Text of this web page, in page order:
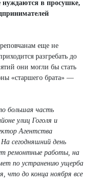
в просушке,
еще не
разгребать до
они могли бы стать
«старшего брата» —
большая часть
улиц Гоголя и
Агентства
сегодняшний день
ремонтные работы, на
по устранению ущерба
что до конца ноября все